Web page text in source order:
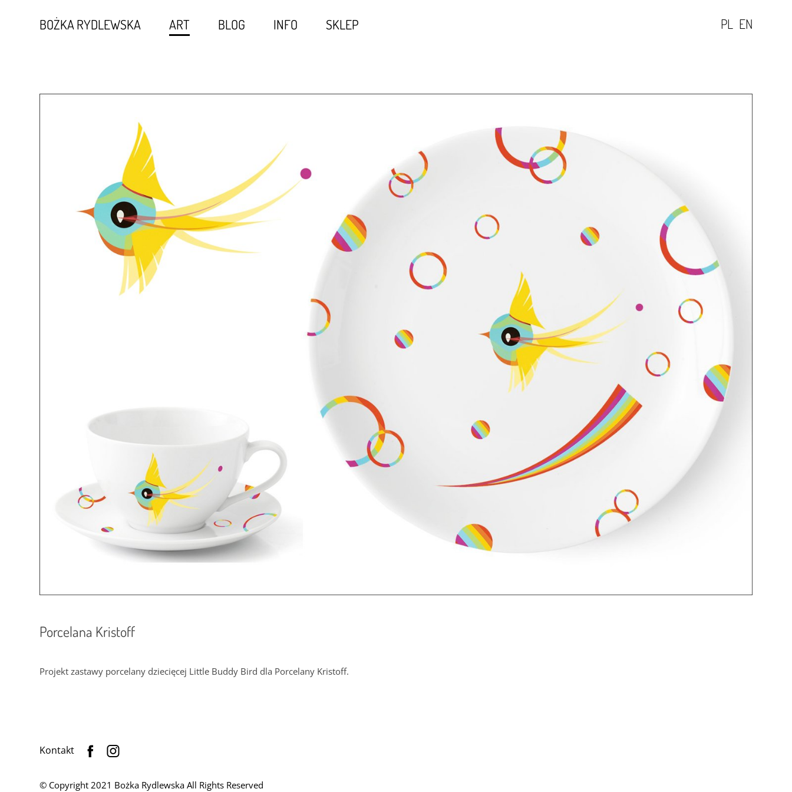
BOŻKA RYDLEWSKA ART BLOG INFO SKLEP PL EN
Porcelana Kristoff
Projekt zastawy porcelany dziecięcej Little Buddy Bird dla Porcelany Kristoff.
Kontakt
© Copyright 2021 Bożka Rydlewska All Rights Reserved